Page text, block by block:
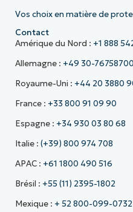
Vos choix en matière de
Contact
Amérique du Nord : +1 888
Allemagne : +49 30-76758700
Royaume-Uni : +44 20 3880
France : +33 800 91 09 90
Espagne : +34 930 03 80 68
Italie : (+39) 800 974 708
APAC : +61 1800 490 516
Brésil : +55 (11) 2395-1802
Mexique : + 52 800-099-0732